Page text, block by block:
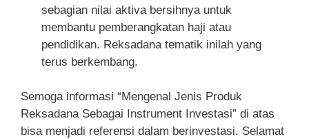
sebagian nilai aktiva bersihnya untuk
membantu pemberangkatan haji atau
pendidikan. Reksadana tematik inilah yang
terus berkembang.
Semoga informasi “Mengenal Jenis Produk
Reksadana Sebagai Instrument Investasi” di atas
bisa menjadi referensi dalam berinvestasi. Selamat